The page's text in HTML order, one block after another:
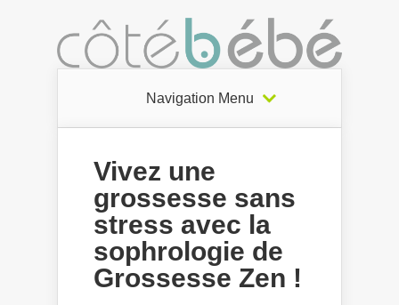
Navigation Menu
Vivez une
grossesse sans
stress avec la
sophrologie de
Grossesse Zen !